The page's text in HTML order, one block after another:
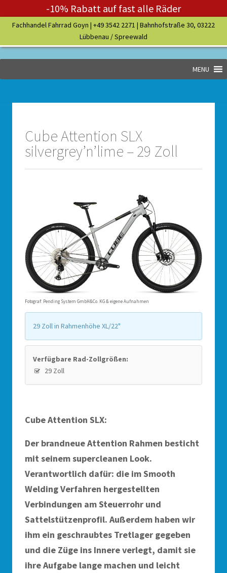
-10% Rabatt auf fast alle Räder
Fachhandel Fahrrad Goyn | +49 3542 2271 | Bahnhofstraße 30, 03222
Lübbenau / Spreewald
MENU
Cube Attention SLX
silvergrey’n’lime – 29 Zoll
Fotograf: Pending System GmbH&Co. KG & eigene Aufnahmen
29 Zoll in Rahmenhöhe XL/22"
Verfügbare Rad-Zollgrößen:
29 Zoll
Cube Attention SLX:
Der brandneue Attention Rahmen besticht
mit seinem supercleanen Look.
Verantwortlich dafür: die im Smooth
Welding Verfahren hergestellten
Verbindungen am Steuerrohr und
Sattelstützenprofil. Außerdem haben wir
ihm ein geschraubtes Tretlager gegeben
und die Züge ins Innere verlegt, damit sie
ihre Aufgabe lange machen und leicht